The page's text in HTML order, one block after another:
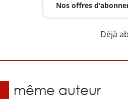
Nos offres
Déjà
Du même auteur